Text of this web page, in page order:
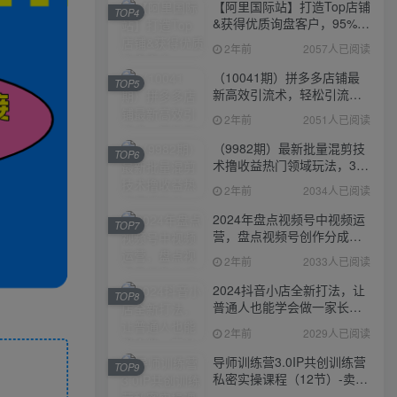
【阿里国际站】打造Top店铺
&获得优质询盘客户，​95%的
国际站讲师不会说的运营技
巧 2年前 2057人已阅读
TOP4
（10041期）拼多多店铺最
新高效引流术，轻松引流
400+创业粉，精准日变现五
位数！
2年前 2051人已阅读
TOP5
（9982期）最新批量混剪技
术撸收益热门领域玩法，3分
钟一条原创视频，轻松日入
1000＋
2年前 2034人已阅读
TOP6
2024年盘点视频号中视频运
营，盘点视频号创作分成计
划，快速过原创日入300+
2年前 2033人已阅读
TOP7
2024抖音小店全新打法，让
普通人也能学会做一家长久
稳定赚钱的抖店
2年前 2029人已阅读
TOP8
导师训练营3.0IP共创训练营
私密实操课程（12节）-卖项
TOP9